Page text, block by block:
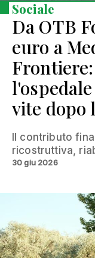
Sociale
Da OTB
euro a
vite dopo
Il contributo
ricostruttiva,
30 giu 2026